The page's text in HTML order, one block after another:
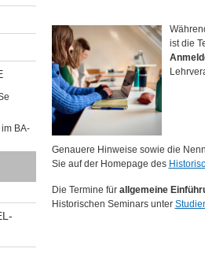
BA-
ist die
Genauere Hinweise sowie die
Sie auf der Homepage des
Die Termine für allgemeine
Historischen Seminars unter